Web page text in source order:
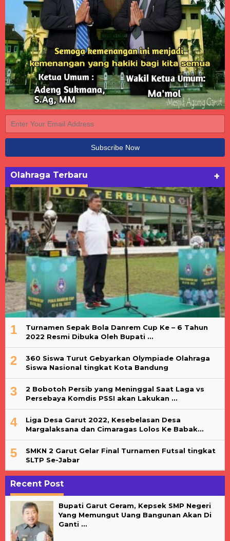
Olahraga Terbaru +
1
Turnamen Sepak Bola Danrem Cup Ke – 6 Tahun
2022 Resmi Dibuka Oleh Bupati …
2
360 Siswa Turut Gebyarkan Olympiade Olahraga
Siswa Nasional tingkat Kota Bandung
3
2 Bobotoh Persib yang Meninggal Saat Laga vs
Persebaya Komdis PSSI akan Lakukan …
4
Liga Desa Garut 2022, Kesebelasan Desa
Margalaksana dan Cimaragas Lolos Ke Babak…
5
SMKN 2 Garut Gelar Final Turnamen Futsal tingkat
SLTP Se-Jabar
Recent Post
Bupati Garut Geram, Kepsek SMP Negeri
Yang Memungut Uang Bangunan Akan Di
Ganti …